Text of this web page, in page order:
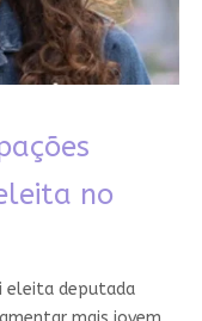
no
eleita deputada